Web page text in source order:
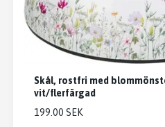
Skål, rostfri med
vit/flerfärgad
199.00 SEK